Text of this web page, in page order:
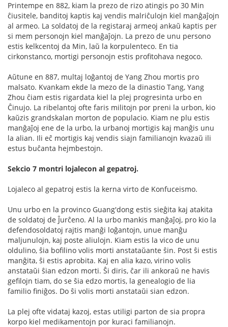
Printempe en 882, kiam la prezo de rizo atingis po 30 Min
ĉiusitele, banditoj kaptis kaj vendis malriĉulojn kiel manĝaĵojn
al armeo. La soldatoj de la registaraj armeoj ankaŭ kaptis per
si mem personojn kiel manĝaĵojn. La prezo de unu persono
estis kelkcentoj da Min, laŭ la korpulenteco. En tia
cirkonstanco, mortigi personojn estis profitohava negoco.
Aŭtune en 887, multaj loĝantoj de Yang Zhou mortis pro
malsato. Kvankam ekde la mezo de la dinastio Tang, Yang
Zhou ĉiam estis rigardata kiel la plej progresinta urbo en
Ĉinujo. La ribelantoj ofte faris militojn por preni la urbon, kio
kaŭzis grandskalan morton de populacio. Kiam ne plu estis
manĝaĵoj ene de la urbo, la urbanoj mortigis kaj manĝis unu
la alian. Ili eĉ mortigis kaj vendis siajn familianojn kvazaŭ ili
estus buĉanta hejmbestojn.
Sekcio 7 montri lojalecon al gepatroj.
Lojaleco al gepatroj estis la kerna virto de Konfuceismo.
Unu urbo en la provinco Guang'dong estis sieĝita kaj atakita
de soldatoj de Ĵurĉeno. Al la urbo mankis manĝaĵoj, pro kio la
defendosoldatoj rajtis manĝi loĝantojn, unue manĝu
maljunulojn, kaj poste aliulojn. Kiam estis la vico de unu
oldulino, ŝia bofilino volis morti anstataŭante ŝin. Post ŝi estis
manĝita, ŝi estis aprobita. Kaj en alia kazo, virino volis
anstataŭi ŝian edzon morti. Ŝi diris, ĉar ili ankoraŭ ne havis
gefilojn tiam, do se ŝia edzo mortis, la genealogio de lia
familio finiĝos. Do ŝi volis morti anstataŭi sian edzon.
La plej ofte vidataj kazoj, estas utiligi parton de sia propra
korpo kiel medikamentojn por kuraci familianojn.